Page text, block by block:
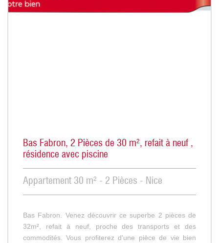
Bas Fabron, 2 Pièces de 30 m², refait à neuf ,
résidence avec piscine
Appartement 30 m² - 2 Pièces - Nice
Bas Fabron. Venez découvrir ce superbe 2 pièces de
32m², refait à neuf, proche des transports et des
commodités. Vous profiterez d'une pièce de vie bien